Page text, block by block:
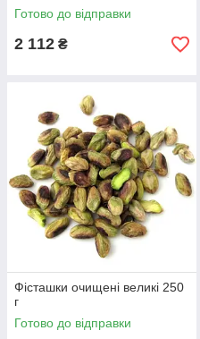
Готово до відправки
2 112 ₴
Фісташки очищені великі 250
г
Готово до відправки